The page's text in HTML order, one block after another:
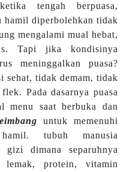
tengah berpuasa,
hamil diperbolehkan tidak
mengalami mual hebat,
Tapi jika kondisinya
meninggalkan puasa?
sehat, tidak demam, tidak
Pada dasarnya puasa
menu saat berbuka dan
untuk memenuhi
hamil. tubuh manusia
dimana separuhnya
protein, vitamin